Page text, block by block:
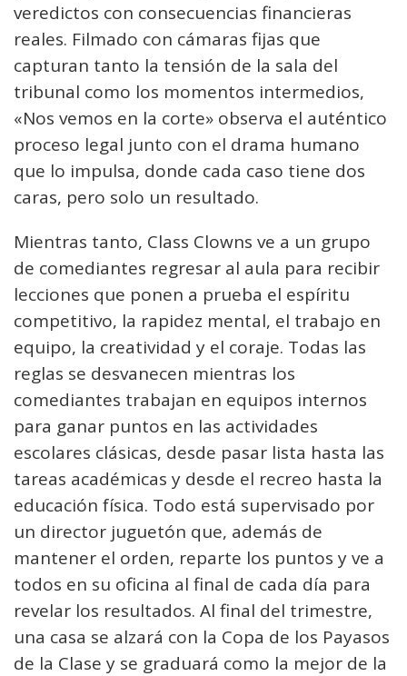
veredictos con consecuencias financieras
reales. Filmado con cámaras fijas que
capturan tanto la tensión de la sala del
tribunal como los momentos intermedios,
«Nos vemos en la corte» observa el auténtico
proceso legal junto con el drama humano
que lo impulsa, donde cada caso tiene dos
caras, pero solo un resultado.
Mientras tanto, Class Clowns ve a un grupo
de comediantes regresar al aula para recibir
lecciones que ponen a prueba el espíritu
competitivo, la rapidez mental, el trabajo en
equipo, la creatividad y el coraje. Todas las
reglas se desvanecen mientras los
comediantes trabajan en equipos internos
para ganar puntos en las actividades
escolares clásicas, desde pasar lista hasta las
tareas académicas y desde el recreo hasta la
educación física. Todo está supervisado por
un director juguetón que, además de
mantener el orden, reparte los puntos y ve a
todos en su oficina al final de cada día para
revelar los resultados. Al final del trimestre,
una casa se alzará con la Copa de los Payasos
de la Clase y se graduará como la mejor de la